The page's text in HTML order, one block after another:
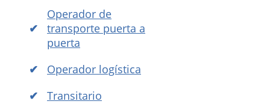
Operador de
transporte puerta a
puerta
Operador logística
Transitario